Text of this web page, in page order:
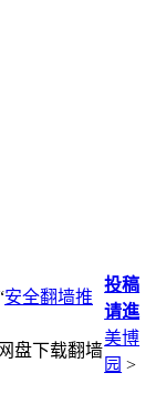
安全翻墙推
盘下载翻墙
投稿
请進
美博
园 >